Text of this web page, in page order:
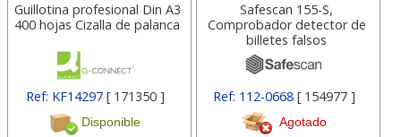
Guillotina profesional Din A3
400 hojas Cizalla de palanca
Ref: KF14297 [ 171350 ]
Disponible
Safescan 155-S,
Comprobador detector de
billetes falsos
Ref: 112-0668 [ 154977 ]
Agotado